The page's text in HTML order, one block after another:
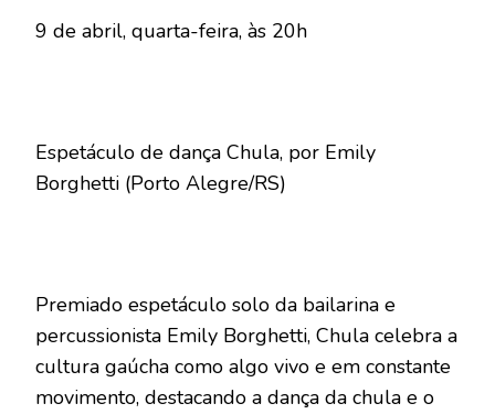
9 de abril, quarta-feira, às 20h
Espetáculo de dança Chula, por Emily
Borghetti (Porto Alegre/RS)
Premiado espetáculo solo da bailarina e
percussionista Emily Borghetti, Chula celebra a
cultura gaúcha como algo vivo e em constante
movimento, destacando a dança da chula e o